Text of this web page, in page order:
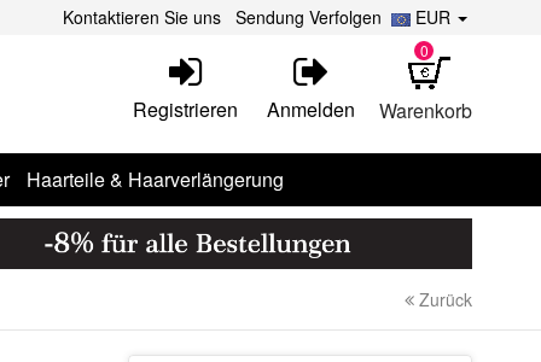
EUR
Kontaktieren Sie uns Sendung Verfolgen
Warenkorb
0
Registrieren Anmelden
Haarteile & Haarverlängerung
Zurück